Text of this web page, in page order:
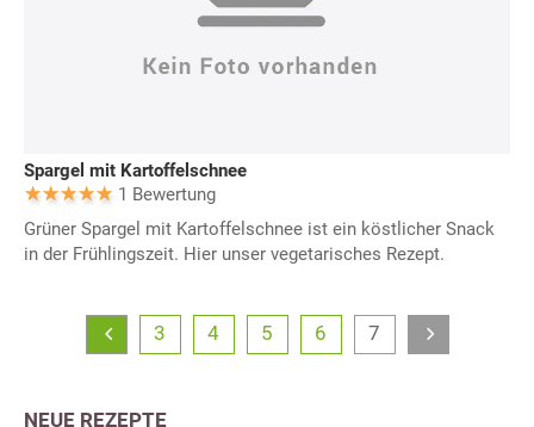
Spargel mit Kartoffelschnee
1 Bewertung
Grüner Spargel mit Kartoffelschnee ist ein köstlicher Snack
in der Frühlingszeit. Hier unser vegetarisches Rezept.
3 4 5 6 7
NEUE REZEPTE